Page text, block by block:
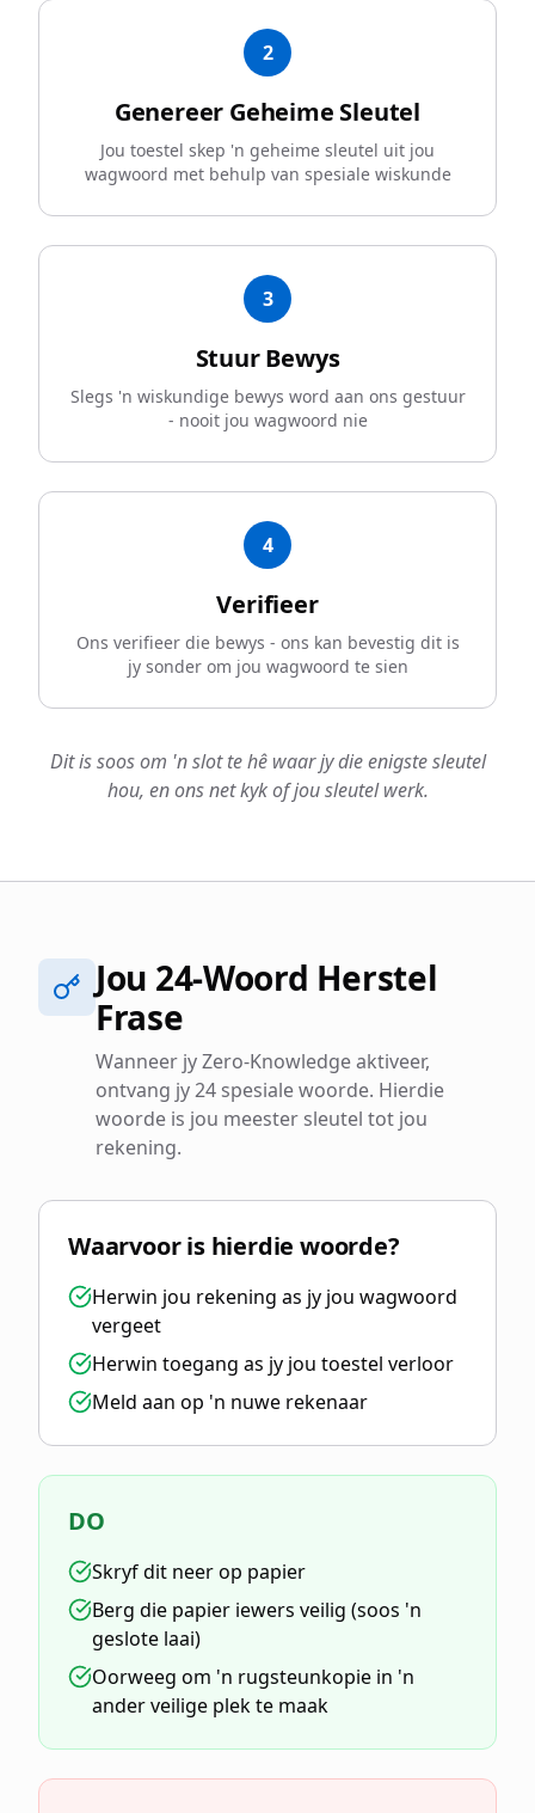
2
Genereer Geheime Sleutel
Jou toestel skep 'n geheime sleutel uit jou
wagwoord met behulp van spesiale wiskunde
3
Stuur Bewys
Slegs 'n wiskundige bewys word aan ons gestuur
- nooit jou wagwoord nie
4
Verifieer
Ons verifieer die bewys - ons kan bevestig dit is
jy sonder om jou wagwoord te sien
Dit is soos om 'n slot te hê waar jy die enigste sleutel
hou, en ons net kyk of jou sleutel werk.
Jou 24-Woord Herstel
Frase
Wanneer jy Zero-Knowledge aktiveer,
ontvang jy 24 spesiale woorde. Hierdie
woorde is jou meester sleutel tot jou
rekening.
Waarvoor is hierdie woorde?
Herwin jou rekening as jy jou wagwoord
vergeet
Herwin toegang as jy jou toestel verloor
Meld aan op 'n nuwe rekenaar
DO
Skryf dit neer op papier
Berg die papier iewers veilig (soos 'n
geslote laai)
Oorweeg om 'n rugsteunkopie in 'n
ander veilige plek te maak